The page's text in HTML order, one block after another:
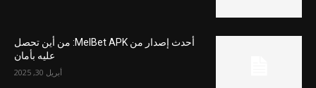
أحدث إصدار من MelBet APK: من أين تحصل
عليه بأمان
أبريل 30, 2025